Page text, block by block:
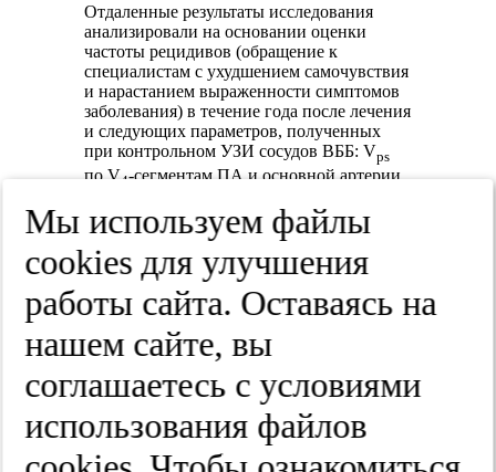
Отдаленные результаты исследования
анализировали на основании оценки
частоты рецидивов (обращение к
специалистам с ухудшением самочувствия
и нарастанием выраженности симптомов
заболевания) в течение года после лечения
и следующих параметров, полученных
при контрольном УЗИ сосудов ВББ: Vps
по V4-сегментам ПА и основной артерии,
Анализ в группах
Пациенты в зависимости от применяемых
методов медицинского вмешательства
— 1-я (основная) группа — пациенты,
получавшие комплексную терапию:
медикаментозные препараты и
остеопатическую коррекцию;
— 2-я (контрольная) группа — пациенты,
Мы используем файлы
cооkies для улучшения
работы сайта. Оставаясь на
нашем сайте, вы
соглашаетесь с условиями
использования файлов